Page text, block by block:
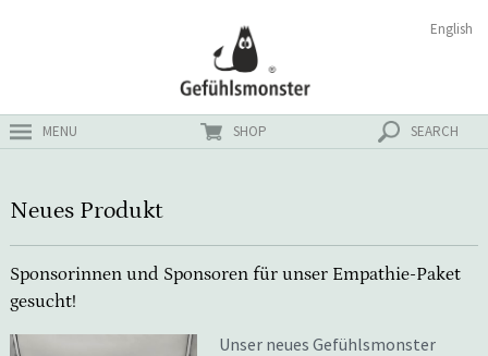
MENU SHOP SEARCH
English
Neues Produkt
Sponsorinnen und Sponsoren für unser Empathie-Paket
gesucht!
Unser neues Gefühlsmonster